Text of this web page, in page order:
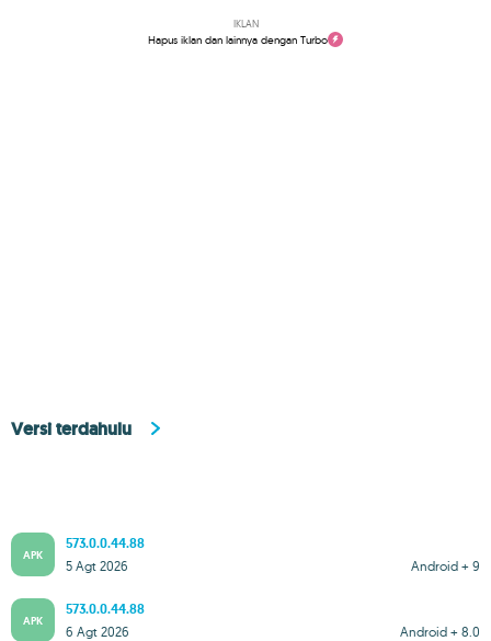
IKLAN
Hapus iklan dan lainnya dengan Turbo
Versi terdahulu
APK
573.0.0.44.88
Android + 9
5 Agt 2026
APK
573.0.0.44.88
Android + 8.0
6 Agt 2026